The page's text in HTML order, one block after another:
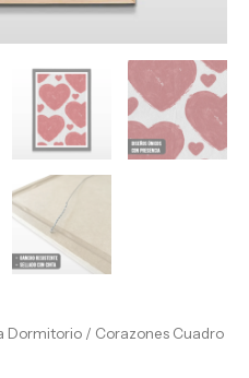
Dormitorio / Corazones Cuadro